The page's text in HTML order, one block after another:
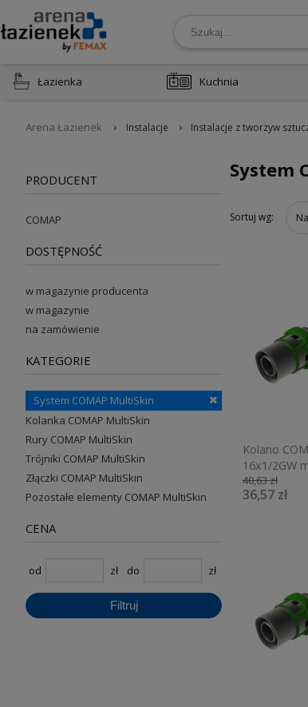
Łazienka Kuchnia
Arena Łazienek › Instalacje › Instalacje z tworzyw
KATEGORIE
System COMAP MultiSkin
Kolanka COMAP MultiSkin
Rury COMAP MultiSkin
Trójniki COMAP MultiSkin
Złączki COMAP MultiSkin
Pozostałe elementy COMAP MultiSkin
PRODUCENT
COMAP
DOSTĘPNOŚĆ
na zamówienie
w magazynie
w magazynie producenta
CENA
od zł do zł
Filtruj
System
Sortuj wg:
Kolano
16x1/2GW
7090GW1612
40,63 zł
36,57 zł